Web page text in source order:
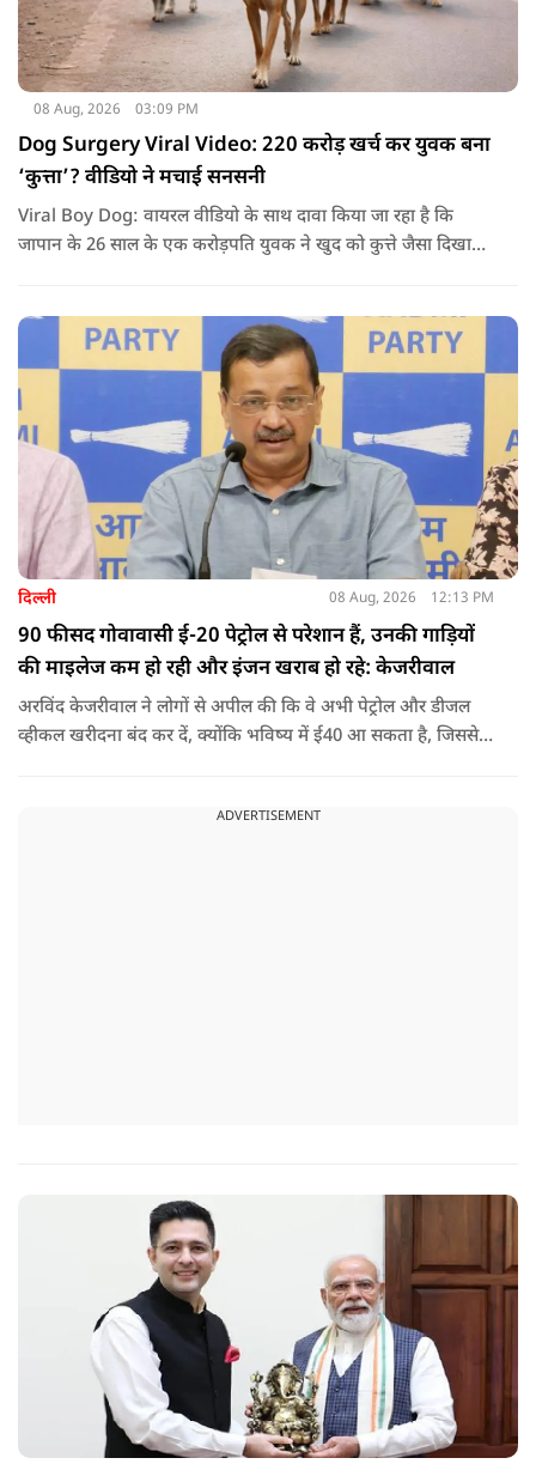
08 Aug, 2026 03:09 PM
Dog Surgery Viral Video: 220 करोड़ खर्च कर युवक बना
‘कुत्ता’? वीडियो ने मचाई सनसनी
Viral Boy Dog: वायरल वीडियो के साथ दावा किया जा रहा है कि
जापान के 26 साल के एक करोड़पति युवक ने खुद को कुत्ते जैसा दिखाने
करवाईं और अब वह कुत्ते की तरह दिखने, चलने और रहने की कोशिश
करता है.
दिल्ली 08 Aug, 2026 12:13 PM
90 फीसद गोवावासी ई-20 पेट्रोल से परेशान हैं, उनकी गाड़ियों
की माइलेज कम हो रही और इंजन खराब हो रहे: केजरीवाल
अरविंद केजरीवाल ने लोगों से अपील की कि वे अभी पेट्रोल और डीजल
व्हीकल खरीदना बंद कर दें, क्योंकि भविष्य में ई40 आ सकता है, जिससे
ADVERTISEMENT